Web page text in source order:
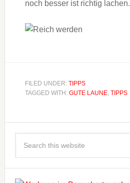
noch besser ist richtig lachen.
FILED UNDER: TIPPS
TAGGED WITH: GUTE LAUNE, TIPPS